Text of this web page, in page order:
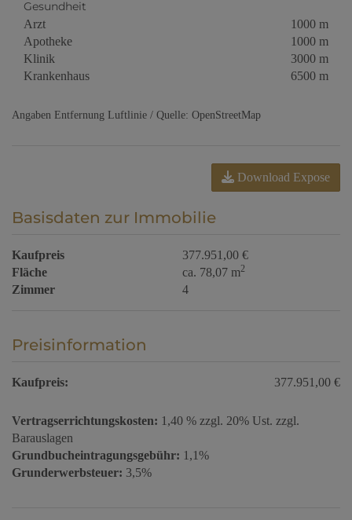
Gesundheit
Arzt
1000 m
Apotheke
1000 m
Klinik
3000 m
Krankenhaus
6500 m
Angaben Entfernung Luftlinie / Quelle: OpenStreetMap
Download Expose
Basisdaten zur Immobilie
Kaufpreis
377.951,00 €
Fläche
ca. 78,07 m2
Zimmer 4
Preisinformation
Kaufpreis: 377.951,00 €
Vertragserrichtungskosten: 1,40 % zzgl. 20% Ust. zzgl.
Barauslagen
Grundbucheintragungsgebühr: 1,1%
Grunderwerbsteuer: 3,5%